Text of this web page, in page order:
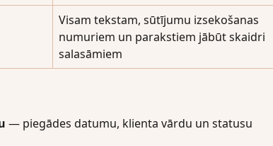
Visam tekstam, sūtījumu izsekošanas
numuriem un parakstiem jābūt skaidri
salasāmiem
— piegādes datumu, klienta vārdu un statusu